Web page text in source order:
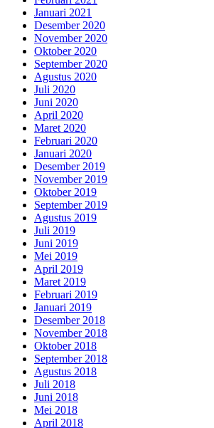
Januari 2021
Desember 2020
November 2020
Oktober 2020
September 2020
Agustus 2020
Juli 2020
Juni 2020
April 2020
Maret 2020
Februari 2020
Januari 2020
Desember 2019
November 2019
Oktober 2019
September 2019
Agustus 2019
Juli 2019
Juni 2019
Mei 2019
April 2019
Maret 2019
Februari 2019
Januari 2019
Desember 2018
November 2018
Oktober 2018
September 2018
Agustus 2018
Juli 2018
Juni 2018
Mei 2018
April 2018